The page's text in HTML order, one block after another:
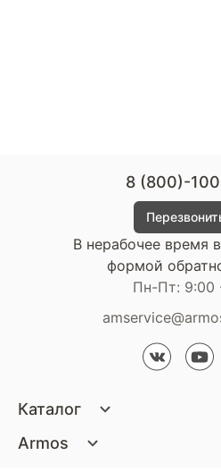
Каталог
Кровати
Armos
8 (800)-
В нерабочее время
формой
Пн-Пт: 9:00